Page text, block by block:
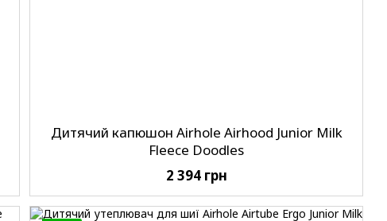
Дитячий капюшон Airhole Airhood Junior Milk
Fleece Doodles
2 394 грн